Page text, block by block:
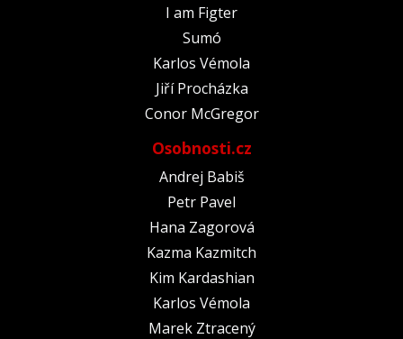
I am Figter
Sumó
Karlos Vémola
Jiří Procházka
Conor McGregor
Osobnosti.cz
Andrej Babiš
Petr Pavel
Hana Zagorová
Kazma Kazmitch
Kim Kardashian
Karlos Vémola
Marek Ztracený